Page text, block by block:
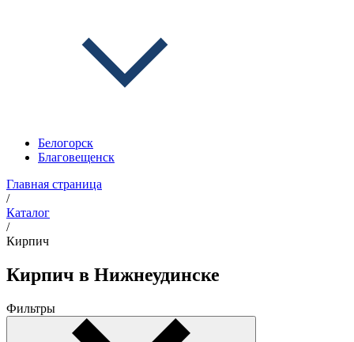
Белогорск
Благовещенск
Главная страница
/
Каталог
/
Кирпич
Кирпич в Нижнеудинске
Фильтры